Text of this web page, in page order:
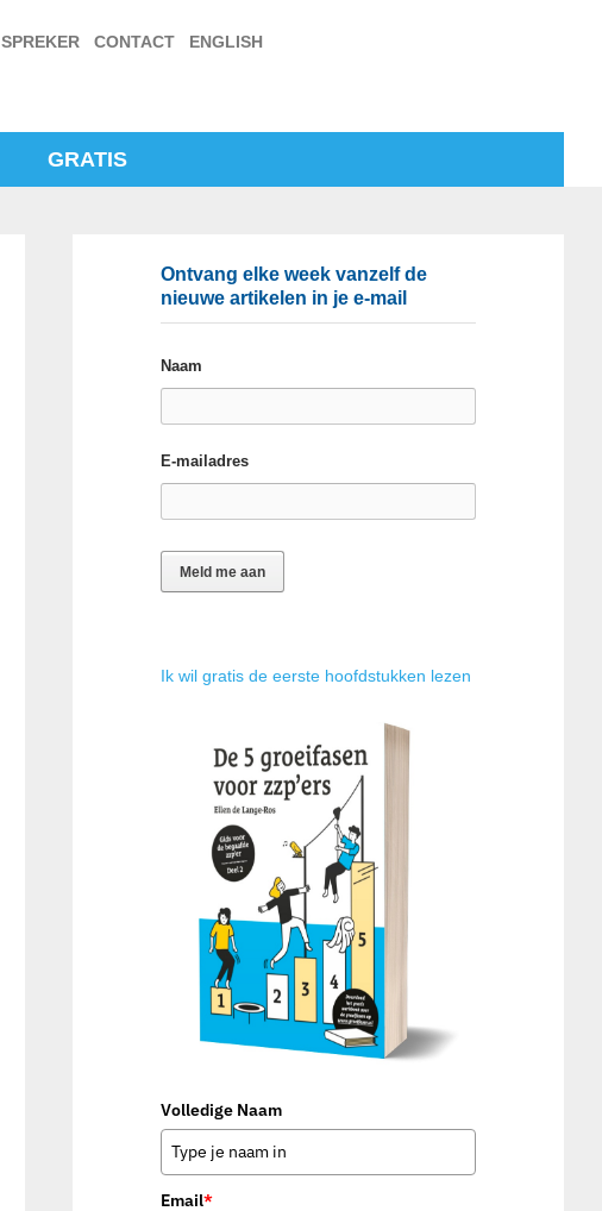
SPREKER CONTACT ENGLISH
GRATIS
Ontvang elke week vanzelf de
nieuwe artikelen in je e-mail
Naam
E-mailadres
Ik wil gratis de eerste hoofdstukken lezen
Volledige Naam
Email*